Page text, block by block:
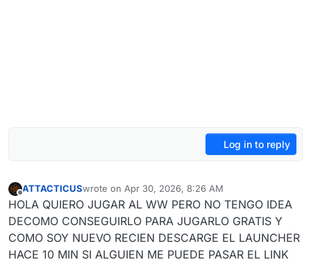
Log in to reply
Offline
ATTACTICUSwrote on Apr 30, 2026, 8:26 AM
last edited by ATTACTICUSApr 30, 2026, 11:35 AM
HOLA QUIERO JUGAR AL WW PERO NO TENGO IDEA
DECOMO CONSEGUIRLO PARA JUGARLO GRATIS Y
COMO SOY NUEVO RECIEN DESCARGE EL LAUNCHER
HACE 10 MIN SI ALGUIEN ME PUEDE PASAR EL LINK